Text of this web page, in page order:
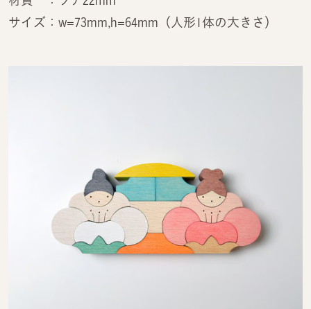
サイズ：w=73mm,h=64mm（人形1体の大きさ）